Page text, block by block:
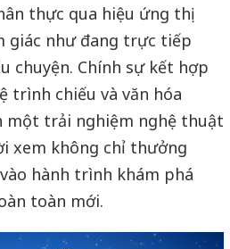
thực qua hiệu ứng thị
giác như đang trực tiếp
chuyện. Chính sự kết hợp
trình chiếu và văn hóa
một trải nghiệm nghệ thuật
xem không chỉ thưởng
hành trình khám phá
toàn mới.